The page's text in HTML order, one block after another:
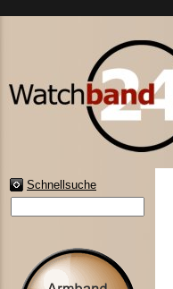
Schnellsuche